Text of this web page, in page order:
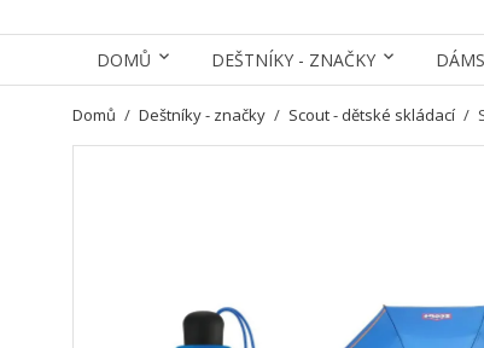
DOMŮ DEŠTNÍKY - ZNAČKY
Domů Deštníky - značky Scout - dětské skládací